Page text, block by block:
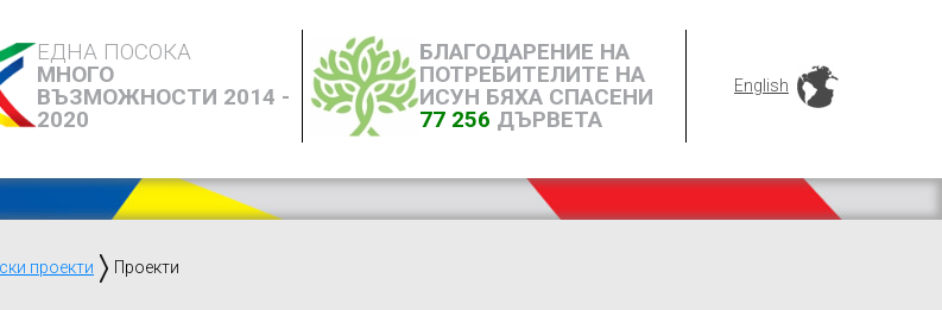
ЕДНА ПОСОКА
МНОГО
ВЪЗМОЖНОСТИ 2014 -
2020
БЛАГОДАРЕНИЕ НА
ПОТРЕБИТЕЛИТЕ НА
ИСУН БЯХА СПАСЕНИ
77 256 ДЪРВЕТА
English
проекти Проекти